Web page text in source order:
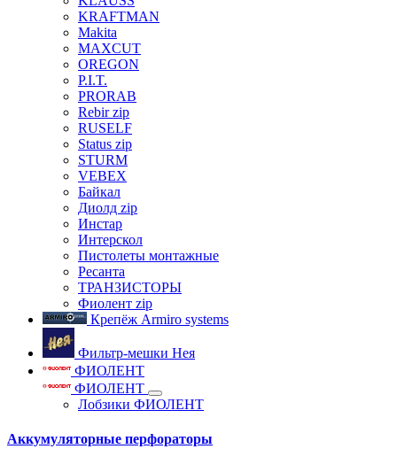
KRAFTMAN
Makita
MAXCUT
OREGON
P.I.T.
PRORAB
Rebir zip
RUSELF
Status zip
STURM
VEBEX
Байкал
Диолд zip
Инстар
Интерскол
Пистолеты монтажные
Ресанта
ТРАНЗИСТОРЫ
Фиолент zip
Крепёж Armiro systems
Фильтр-мешки Нея
ФИОЛЕНТ
ФИОЛЕНТ
Лобзики ФИОЛЕНТ
Аккумуляторные перфораторы